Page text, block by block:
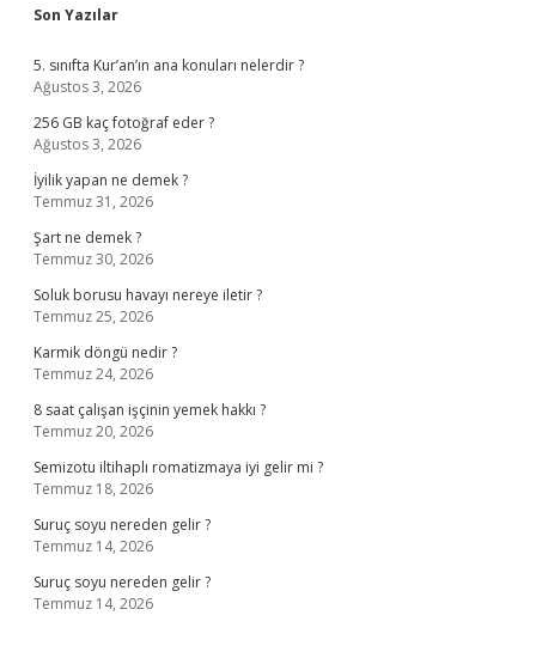
Sidebar
Son Yazılar
5. sınıfta Kur’an’ın ana konuları nelerdir ?
Ağustos 3, 2026
256 GB kaç fotoğraf eder ?
Ağustos 3, 2026
İyilik yapan ne demek ?
Temmuz 31, 2026
Şart ne demek ?
Temmuz 30, 2026
Soluk borusu havayı nereye iletir ?
Temmuz 25, 2026
Karmik döngü nedir ?
Temmuz 24, 2026
8 saat çalışan işçinin yemek hakkı ?
Temmuz 20, 2026
Semizotu iltihaplı romatizmaya iyi gelir mi ?
Temmuz 18, 2026
Suruç soyu nereden gelir ?
Temmuz 14, 2026
Suruç soyu nereden gelir ?
Temmuz 14, 2026